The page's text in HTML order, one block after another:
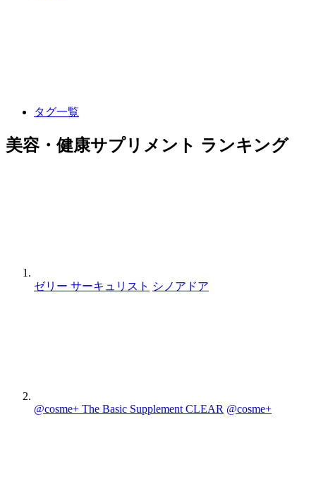
タグ一覧
美容・健康サプリメント ランキング
ゼリー サーキュリスト シノアドア
@cosme+ The Basic Supplement CLEAR @cosme+